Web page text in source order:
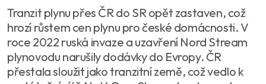
Tranzit plynu přes ČR do SR opět zastaven, což
hrozí růstem cen plynu pro české domácnosti. V
roce 2022 ruská invaze a uzavření Nord Stream
plynovodu narušily dodávky do Evropy. ČR
přestala sloužit jako tranzitní země, což vedlo k